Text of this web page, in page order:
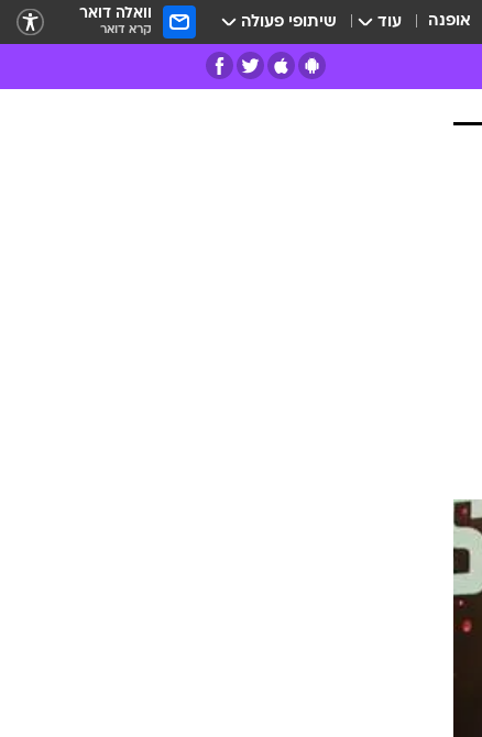
אופנה עוד שיתופי פעולה וואלה דואר
קרא דואר